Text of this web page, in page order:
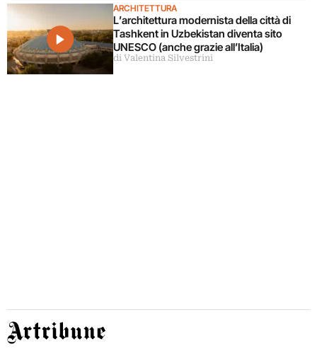
ARCHITETTURA
L’architettura modernista della città di
Tashkent in Uzbekistan diventa sito
UNESCO (anche grazie all’Italia)
di Valentina Silvestrini
Artribune